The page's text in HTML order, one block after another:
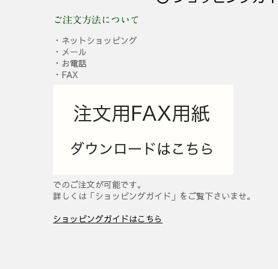
ご注文方法について
・ネットショッピング
・メール
・お電話
・FAX
でのご注文が可能です。
詳しくは「ショッピングガイド」をご覧下さいませ。
ショッピングガイドはこちら